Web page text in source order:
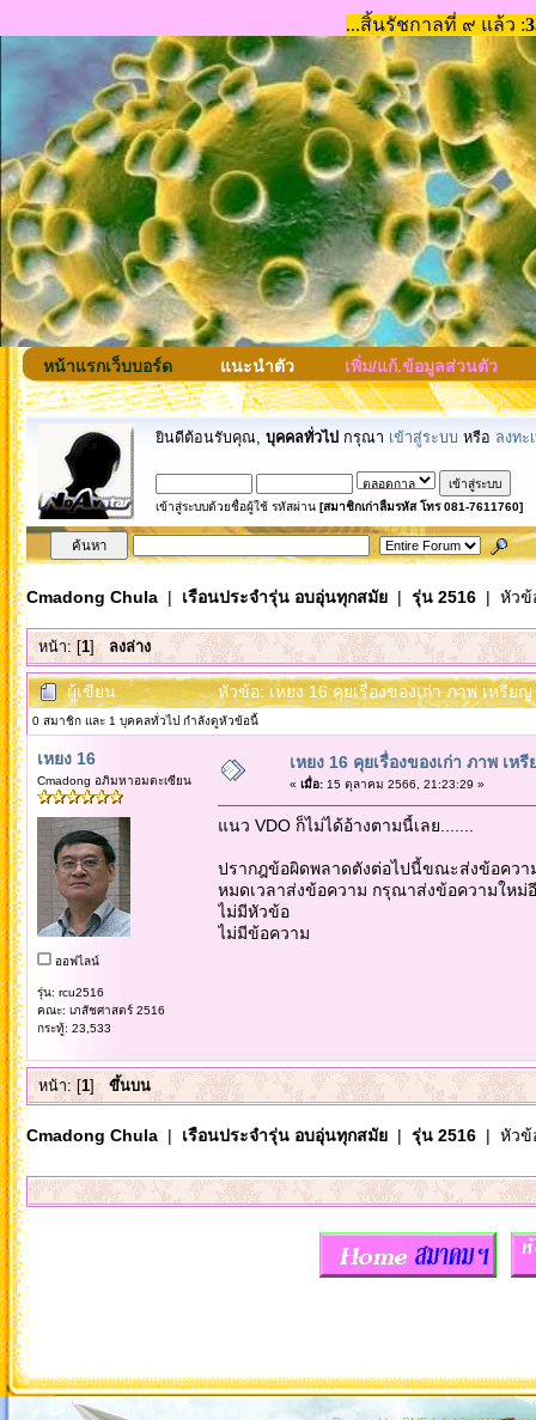
หน้าแรกเว็บบอร์ด แนะนำตัว เพิ่ม/แก้.ข้อมูลส่วนตัว
ยินดีต้อนรับคุณ, บุคคลทั่วไป กรุณา เข้าสู่ระบบ หรือ ลงทะ
เข้าสู่ระบบด้วยชื่อผู้ใช้ รหัสผ่าน [สมาชิกเก่าลืมรหัส โทร 081-7611760]
Cmadong Chula| เรือนประจำรุ่น อบอุ่นทุกสมัย| รุ่น 2516| หัวข้
หน้า: [1] ลงล่าง
ผู้เขียน หัวข้อ: เหยง 16 คุยเรื่องของเก่า ภาพ เหรี
0 สมาชิก และ 1 บุคคลทั่วไป กำลังดูหัวข้อนี้
เหยง 16
Cmadong อภิมหาอมตะเซียน
ออฟไลน์
รุ่น: rcu2516
คณะ: เภสัชศาสตร์ 2516
กระทู้: 23,533
เหยง 16 คุยเรื่องของเก่า ภาพ เห
« เมื่อ:15 ตุลาคม 2566, 21:23:29 »
แนว VDO ก็ไม่ได้อ้างตามนี้เลย.......
ปรากฎข้อผิดพลาดตังต่อไปนี้ขณะส่งข้อควา
หมดเวลาส่งข้อความ กรุณาส่งข้อความใหม่
ไม่มีหัวข้อ
ไม่มีข้อความ
หน้า: [1] ขึ้นบน
Cmadong Chula| เรือนประจำรุ่น อบอุ่นทุกสมัย| รุ่น 2516| หัวข้